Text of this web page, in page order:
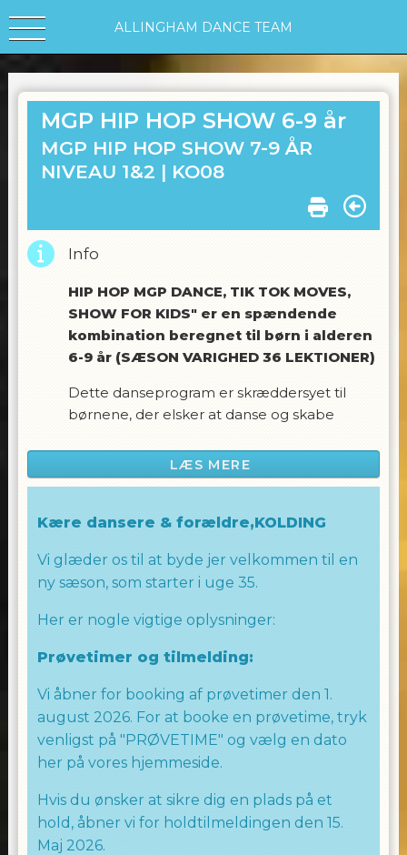
ALLINGHAM DANCE TEAM
MGP HIP HOP SHOW 6-9 år
MGP HIP HOP SHOW 7-9 ÅR
NIVEAU 1&2 | KO08
Info
HIP HOP MGP DANCE, TIK TOK MOVES,
SHOW FOR KIDS" er en spændende
kombination beregnet til børn i alderen
6-9 år (SÆSON VARIGHED 36 LEKTIONER)
Dette danseprogram er skræddersyet til
børnene, der elsker at danse og skabe
Børne MGP og TikTok & musik, som de
kender og elsker.
På disse hold lægges der vægt på at lære
fantastisk oplevelse og får lov til at udleve en
masse energi.
Allingham Dance Team præsenterer en
er dedikerede til at inspirere og motivere alle
Vi gør en stor indsats for at fylde alle børn
med positiv energi og lære dem fede danse
moves, så de kan udfolde deres
samtidig.
Vi ser frem til at byde dig velkommen i
LÆS MERE
Kære dansere & forældre,KOLDING
Vi glæder os til at byde jer velkommen til en
ny sæson, som starter i uge 35.
Her er nogle vigtige oplysninger:
Prøvetimer og tilmelding:
Vi åbner for booking af prøvetimer den 1.
august 2026. For at booke en prøvetime, tryk
venligst på "PRØVETIME" og vælg en dato
her på vores hjemmeside.
Hvis du ønsker at sikre dig en plads på et
hold, åbner vi for holdtilmeldingen den 15.
Maj 2026.